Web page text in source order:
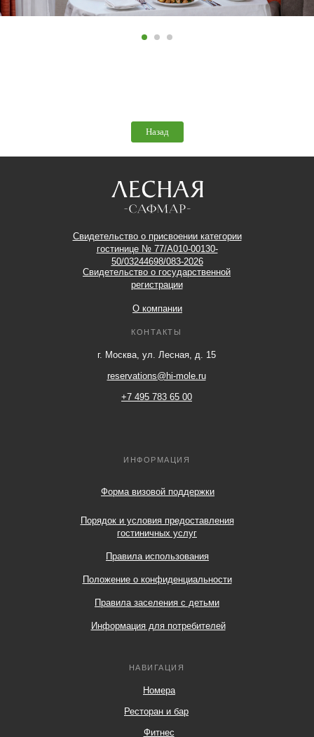
Назад
г. Москва, ул. Лесная, д. 15
reservations@hi-mole.ru
+7 495 783 65 00
Номера
Ресторан и бар
Фитнес
Форма визовой поддержки
Порядок и условия предоставления
гостиничных услуг
Правила использования
Положение о конфиденциальности
Правила заселения с детьми
Свидетельство о государственной
регистрации
О компании
Информация для потребителей
Свидетельство о присвоении категории
гостинице № 77/A010-00130-
50/03244698/083-2026
ИНФОРМАЦИЯ
КОНТАКТЫ
НАВИГАЦИЯ